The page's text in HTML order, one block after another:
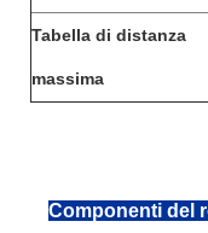
Tabella di distanza
massima
Componenti del